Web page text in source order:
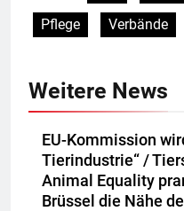
Pflege
Verbände
Weitere News
EU-Kommission
Tierindustrie“ /
Animal Equality
Brüssel die Nähe